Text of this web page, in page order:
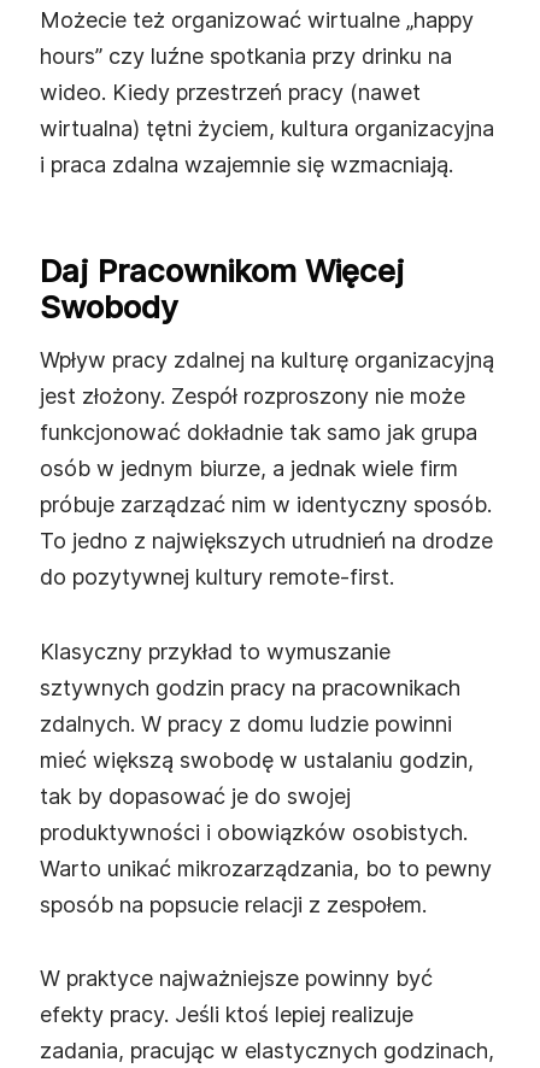
Możecie też organizować wirtualne „happy
hours” czy luźne spotkania przy drinku na
wideo. Kiedy przestrzeń pracy (nawet
wirtualna) tętni życiem, kultura organizacyjna
i praca zdalna wzajemnie się wzmacniają.
Daj Pracownikom Więcej
Swobody
Wpływ pracy zdalnej na kulturę organizacyjną
jest złożony. Zespół rozproszony nie może
funkcjonować dokładnie tak samo jak grupa
osób w jednym biurze, a jednak wiele firm
próbuje zarządzać nim w identyczny sposób.
To jedno z największych utrudnień na drodze
do pozytywnej kultury remote‑first.
Klasyczny przykład to wymuszanie
sztywnych godzin pracy na pracownikach
zdalnych. W pracy z domu ludzie powinni
mieć większą swobodę w ustalaniu godzin,
tak by dopasować je do swojej
produktywności i obowiązków osobistych.
Warto unikać mikrozarządzania, bo to pewny
sposób na popsucie relacji z zespołem.
W praktyce najważniejsze powinny być
efekty pracy. Jeśli ktoś lepiej realizuje
zadania, pracując w elastycznych godzinach,